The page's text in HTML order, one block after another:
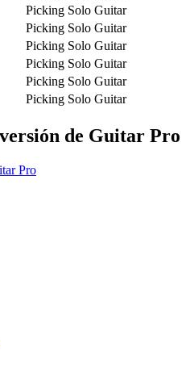
Picking Solo Guitar
Picking Solo Guitar
Picking Solo Guitar
Picking Solo Guitar
Picking Solo Guitar
Picking Solo Guitar
de Guitar Pro
Pro